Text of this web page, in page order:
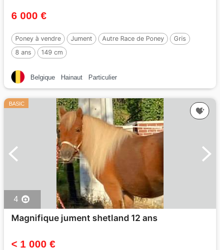
6 000 €
Poney à vendre Jument Autre Race de Poney
Gris
8 ans
149 cm
Belgique Hainaut Particulier
BASIC
4
Magnifique jument shetland 12 ans
< 1 000 €